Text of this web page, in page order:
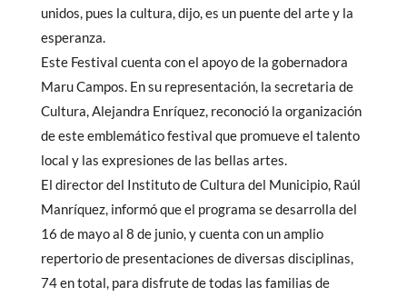
unidos, pues la cultura, dijo, es un puente del arte y la
esperanza.
Este Festival cuenta con el apoyo de la gobernadora
Maru Campos. En su representación, la secretaria de
Cultura, Alejandra Enríquez, reconoció la organización
de este emblemático festival que promueve el talento
local y las expresiones de las bellas artes.
El director del Instituto de Cultura del Municipio, Raúl
Manríquez, informó que el programa se desarrolla del
16 de mayo al 8 de junio, y cuenta con un amplio
repertorio de presentaciones de diversas disciplinas,
74 en total, para disfrute de todas las familias de